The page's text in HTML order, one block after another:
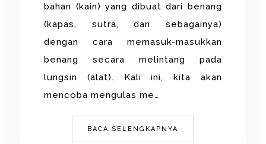
bahan (kain) yang dibuat dari benang
(kapas, sutra, dan sebagainya)
dengan cara memasuk-masukkan
benang secara melintang pada
lungsin (alat). Kali ini, kita akan
mencoba mengulas me…
BACA SELENGKAPNYA